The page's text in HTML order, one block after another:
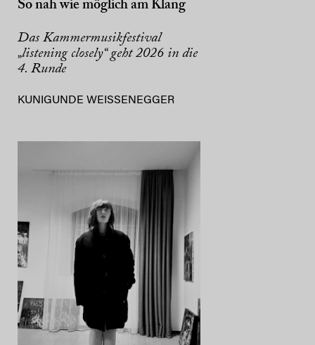
So nah wie möglich am Klang
Das Kammermusikfestival
„listening closely“ geht 2026 in die
4. Runde
KUNIGUNDE WEISSENEGGER